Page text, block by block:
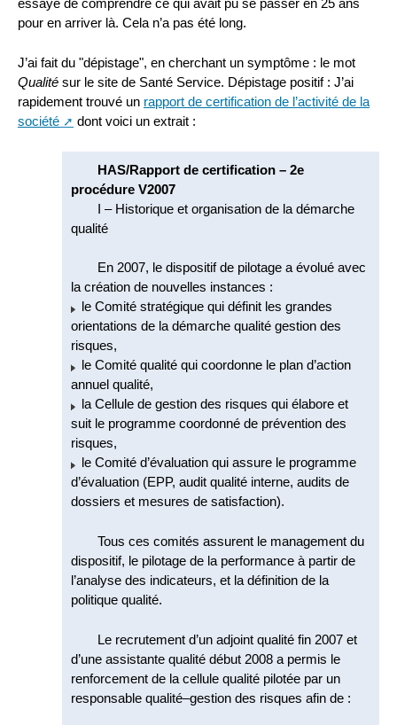
essayé de comprendre ce qui avait pu se passer en 25 ans
pour en arriver là. Cela n’a pas été long.
J’ai fait du "dépistage", en cherchant un symptôme : le mot
Qualité sur le site de Santé Service. Dépistage positif : J’ai
rapidement trouvé un rapport de certification de l’activité de la
société
dont voici un extrait :
HAS/Rapport de certification – 2e
procédure V2007
I – Historique et organisation de la démarche
qualité
En 2007, le dispositif de pilotage a évolué avec
la création de nouvelles instances :
le Comité stratégique qui définit les grandes
orientations de la démarche qualité gestion des
risques,
le Comité qualité qui coordonne le plan d’action
annuel qualité,
la Cellule de gestion des risques qui élabore et
suit le programme coordonné de prévention des
risques,
le Comité d’évaluation qui assure le programme
d’évaluation (EPP, audit qualité interne, audits de
dossiers et mesures de satisfaction).
Tous ces comités assurent le management du
dispositif, le pilotage de la performance à partir de
l’analyse des indicateurs, et la définition de la
politique qualité.
Le recrutement d’un adjoint qualité fin 2007 et
d’une assistante qualité début 2008 a permis le
renforcement de la cellule qualité pilotée par un
responsable qualité–gestion des risques afin de :